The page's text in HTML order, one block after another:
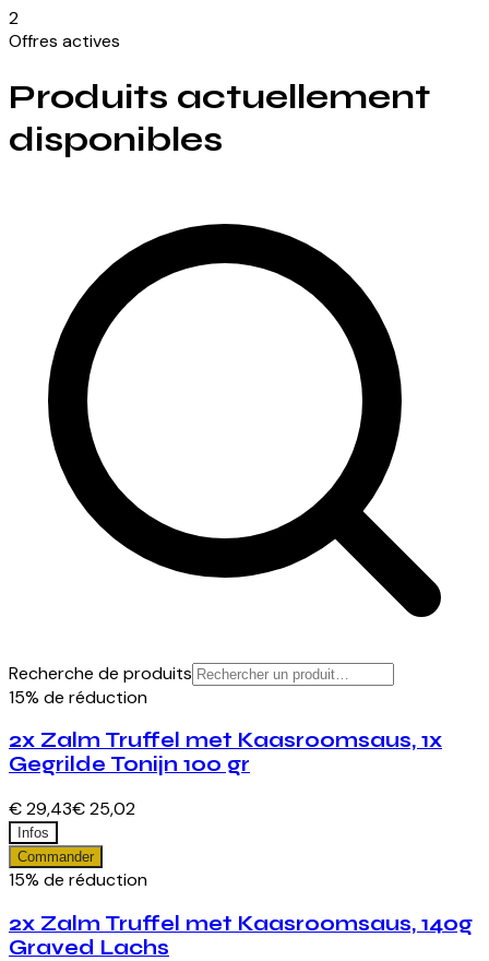
2
Offres actives
Produits actuellement
disponibles
Recherche de produits
15% de réduction
2x Zalm Truffel met Kaasroomsaus, 1x
Gegrilde Tonijn 100 gr
€ 29,43€ 25,02
Infos
Commander
15% de réduction
2x Zalm Truffel met Kaasroomsaus, 140g
Graved Lachs